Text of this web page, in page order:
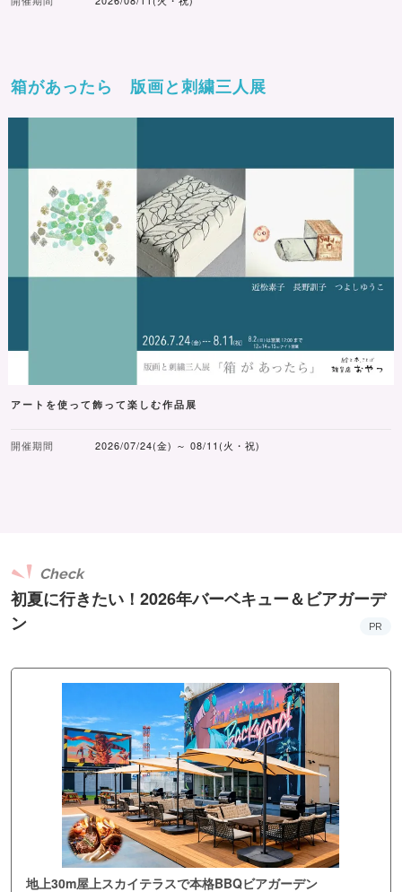
箱があったら 版画と刺繍三人展
アートを使って飾って楽しむ作品展
開催期間 2026/07/24(金) ～ 08/11(火・祝)
初夏に行きたい！2026年バーベキュー＆ビアガーデ
ン
Check
PR
地上30m屋上スカイテラスで本格BBQビアガーデン